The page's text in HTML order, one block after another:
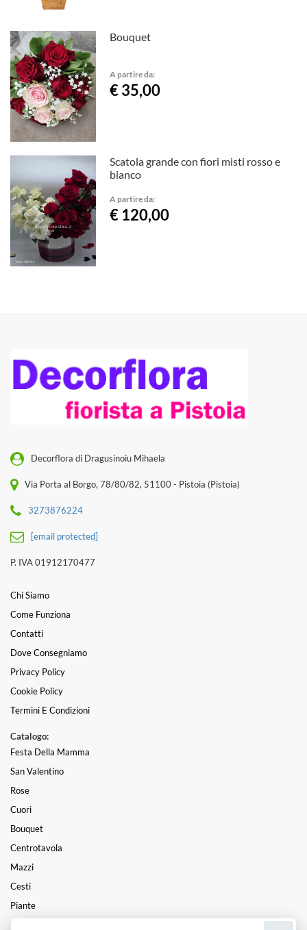
Bouquet
A partire da:
€ 35,00
Scatola grande con fiori misti rosso e
bianco
A partire da:
€ 120,00
Decorflora di Dragusinoiu Mihaela
Via Porta al Borgo, 78/80/82, 51100 - Pistoia (Pistoia)
3273876224
[email protected]
P. IVA 01912170477
Chi Siamo
Come Funziona
Contatti
Dove Consegniamo
Privacy Policy
Cookie Policy
Termini E Condizioni
Catalogo:
Festa Della Mamma
San Valentino
Rose
Cuori
Bouquet
Centrotavola
Mazzi
Cesti
Piante
Funebre